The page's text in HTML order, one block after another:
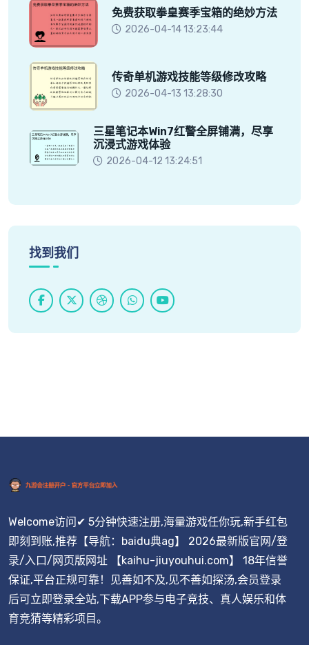
免费获取拳皇赛季宝箱的绝妙方法
2026-04-14 13:23:44
传奇单机游戏技能等级修改攻略
2026-04-13 13:28:30
三星笔记本Win7红警全屏铺满，尽享
沉浸式游戏体验
2026-04-12 13:24:51
找到我们
Welcome访问✔ 5分钟快速注册,海量游戏任你玩,新手红包
即刻到账,推荐【导航：baidu典ag】 2026最新版官网/登
录/入口/网页版网址 【kaihu-jiuyouhui.com】 18年信誉
保证,平台正规可靠！见善如不及,见不善如探汤,会员登录
后可立即登录全站,下载APP参与电子竞技、真人娱乐和体
育竞猜等精彩项目。